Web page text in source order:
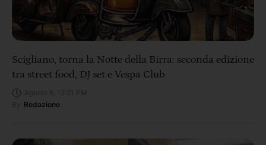
Scigliano, torna la Notte della Birra: seconda edizione
tra street food, DJ set e Vespa Club
Redazione